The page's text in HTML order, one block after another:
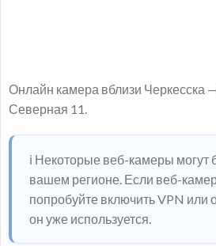
Онлайн камера вблизи Черкесска
Северная 11.
ℹ️ Некоторые веб-камеры могут
вашем регионе. Если веб-
попробуйте включить VPN или
он уже используется.